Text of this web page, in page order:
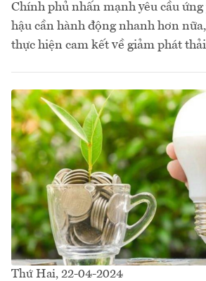
Chính phủ nhấn mạnh yêu cầu
hậu cần hành động nhanh hơn
thực hiện cam kết về giảm phát
Thứ Hai, 22-04-2024